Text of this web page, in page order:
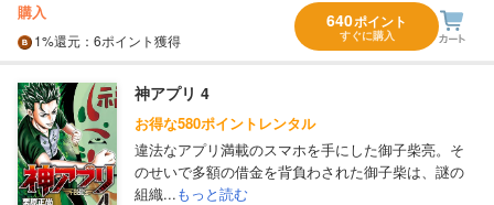
購入
1%還元 ：6ポイント獲得
640ポイント
すぐに購入
神アプリ 4
お得な580ポイントレンタル
違法なアプリ満載のスマホを手にした御子柴亮。そ
のせいで多額の借金を背負わされた御子柴は、謎の
組織...もっと読む